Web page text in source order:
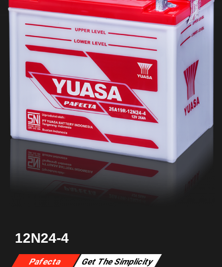
12N24-4
Pafecta Get The Simplicity